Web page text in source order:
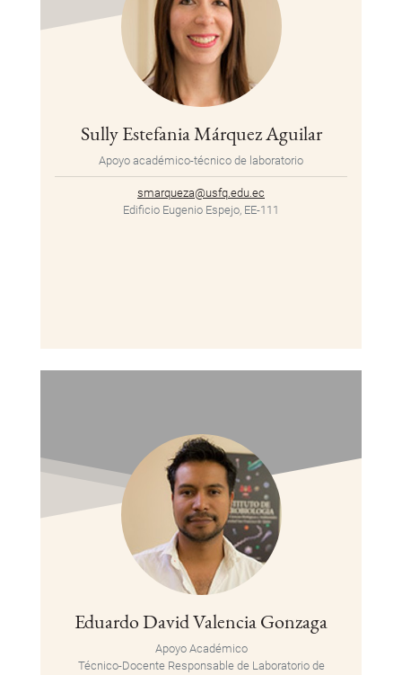
Sully Estefania Márquez Aguilar
Apoyo académico-técnico de laboratorio
smarqueza@usfq.edu.ec
Edificio Eugenio Espejo, EE-111
Eduardo David Valencia Gonzaga
Apoyo Académico
Técnico-Docente Responsable de Laboratorio de